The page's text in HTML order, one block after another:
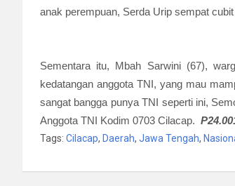
anak perempuan, Serda Urip sempat
Sementara itu, Mbah Sarwini (67),
kedatangan anggota TNI, yang mau
sangat bangga punya TNI seperti ini,
Anggota TNI Kodim 0703 Cilacap.
Tags: Cilacap, Daerah, Jawa Tengah,